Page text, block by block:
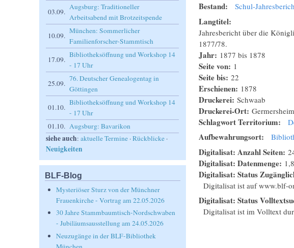
Bestand: Schul-
Langtitel:
Jahresbericht über die
1877/78.
Jahr: 1877 bis 1878
Seite von: 1
Seite bis: 22
Erschienen: 1878
Druckerei: Schwaab
Druckerei-Ort: Germersheim
Schlagwort Territorium:
Aufbewahrungsort:
Digitalisat: Anzahl Seiten:
Digitalisat: Datenmenge:
Digitalisat: Status
Digitalisat ist auf www.blf-
Digitalisat: Status
Digitalisat ist im Volltext
03.09.
Augsburg: Traditioneller
Arbeitsabend mit Brotzeitspende
10.09.
München: Sommerlicher
Familienforscher-Stammtisch
17.09.
Bibliotheksöffnung und Workshop 14
- 17 Uhr
25.09.
76. Deutscher Genealogentag in
Göttingen
01.10.
Bibliotheksöffnung und Workshop 14
- 17 Uhr
01.10. Augsburg: Bavarikon
siehe auch:aktuelle Termine ·Rückblicke ·
Neuigkeiten
BLF-Blog
Mysteriöser Sturz von der Münchner
Frauenkirche - Vortrag am 22.05.2026
30 Jahre Stammbaumtisch-Nordschwaben
- Jubiläumsausstellung am 24.05.2026
Neuzugänge in der BLF-Bibliothek